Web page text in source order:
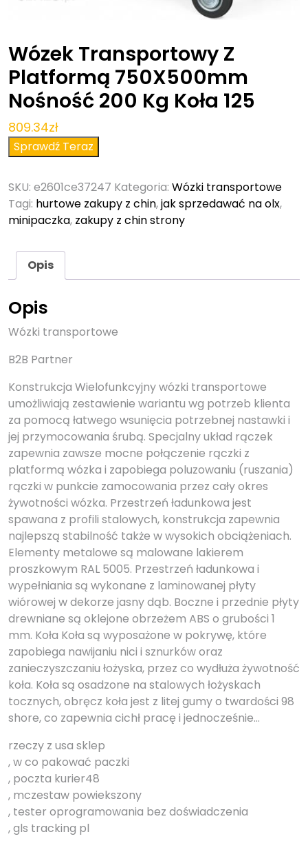
Wózek Transportowy Z
Platformą 750X500mm
Nośność 200 Kg Koła 125
809.34zł
Sprawdź Teraz
SKU: e2601ce37247 Kategoria: Wózki transportowe
Tagi: hurtowe zakupy z chin,jak sprzedawać na olx,
minipaczka, zakupy z chin strony
Opis
Opis
Wózki transportowe
B2B Partner
Konstrukcja Wielofunkcyjny wózki transportowe
umożliwiają zestawienie wariantu wg potrzeb klienta
za pomocą łatwego wsunięcia potrzebnej nastawki i
jej przymocowania śrubą. Specjalny układ rączek
zapewnia zawsze mocne połączenie rączki z
platformą wózka i zapobiega poluzowaniu (ruszania)
rączki w punkcie zamocowania przez cały okres
żywotności wózka. Przestrzeń ładunkowa jest
spawana z profili stalowych, konstrukcja zapewnia
najlepszą stabilność także w wysokich obciążeniach.
Elementy metalowe są malowane lakierem
proszkowym RAL 5005. Przestrzeń ładunkowa i
wypełniania są wykonane z laminowanej płyty
wiórowej w dekorze jasny dąb. Boczne i przednie płyty
drewniane są oklejone obrzeżem ABS o grubości 1
mm. Koła Koła są wyposażone w pokrywę, które
zapobiega nawijaniu nici i sznurków oraz
zanieczyszczaniu łożyska, przez co wydłuża żywotność
koła. Koła są osadzone na stalowych łożyskach
tocznych, obręcz koła jest z litej gumy o twardości 98
shore, co zapewnia cichł pracę i jednocześnie…
rzeczy z usa sklep
, w co pakować paczki
, poczta kurier48
, mczestaw powiekszony
, tester oprogramowania bez doświadczenia
, gls tracking pl